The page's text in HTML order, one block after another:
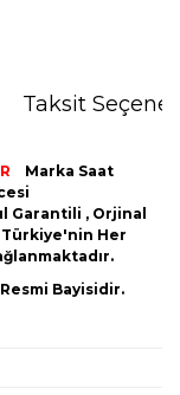
Taksit
Marka Saat
Garantili , Orjinal
Türkiye'nin Her
Resmi Bayisidir.